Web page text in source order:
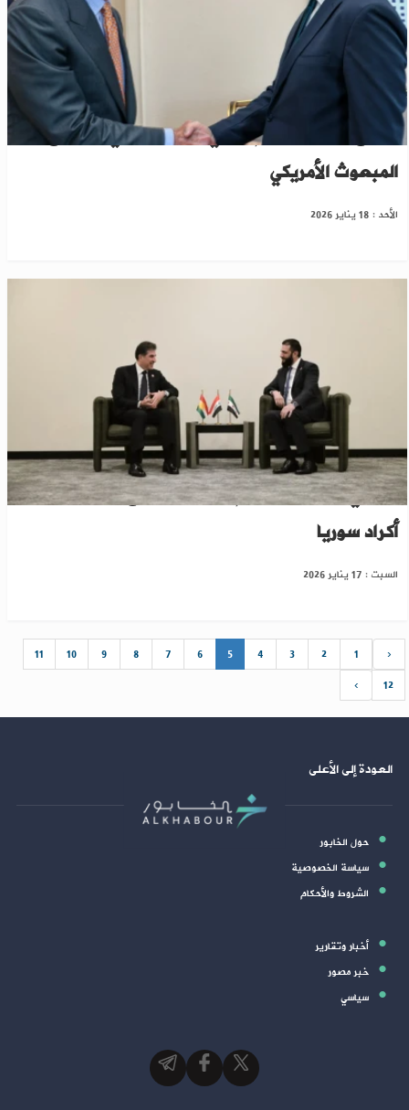
الشرع يدعو مظلوم عبدي للمشاركة في لقاء مع
المبعوث الأمريكي
الأحد : 18 يناير 2026
بارزاني يرحب بمرسوم الرئيس الشرع بخصوص
أكراد سوريا
السبت : 17 يناير 2026
‹
1
2
3
4
5
6
7
8
9
10
11
12
›
العودة إلى الأعلى
حول الخابور
سياسة الخصوصية
الشروط والأحكام
أخبار وتقارير
خبر مصور
سياسي